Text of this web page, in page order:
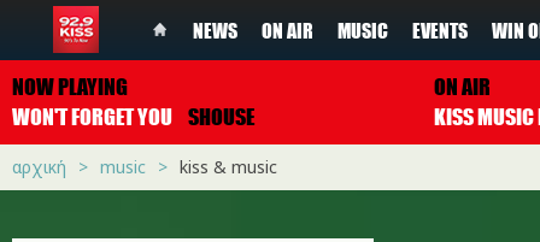
NEWS ON AIR MUSIC EVENTS WIN
NOW PLAYING
WON'T FORGET YOU SHOUSE
ON AIR
αρχική music kiss & music